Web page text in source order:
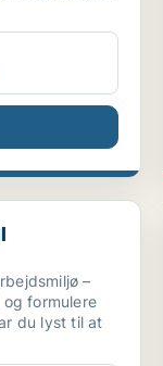
kombinati...
–
formulere
du lyst til at